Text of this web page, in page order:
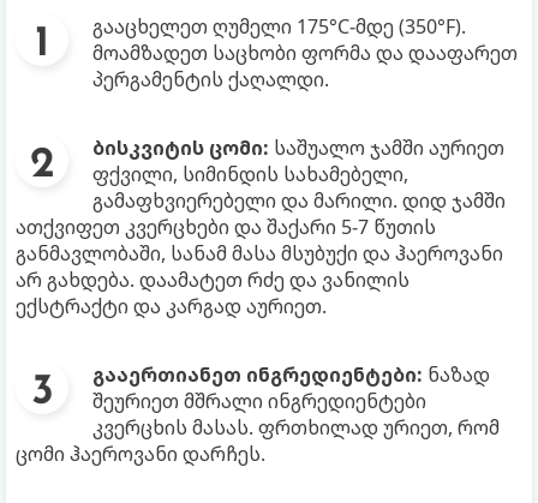
გააცხელეთ ღუმელი 175°C-მდე (350°F).
მოამზადეთ საცხობი ფორმა და დააფარეთ
პერგამენტის ქაღალდი.
ბისკვიტის ცომი: საშუალო ჯამში აურიეთ
ფქვილი, სიმინდის სახამებელი,
გამაფხვიერებელი და მარილი. დიდ ჯამში
ათქვიფეთ კვერცხები და შაქარი 5-7 წუთის
განმავლობაში, სანამ მასა მსუბუქი და ჰაეროვანი
არ გახდება. დაამატეთ რძე და ვანილის
ექსტრაქტი და კარგად აურიეთ.
გააერთიანეთ ინგრედიენტები: ნაზად
შეურიეთ მშრალი ინგრედიენტები
კვერცხის მასას. ფრთხილად ურიეთ, რომ
ცომი ჰაეროვანი დარჩეს.